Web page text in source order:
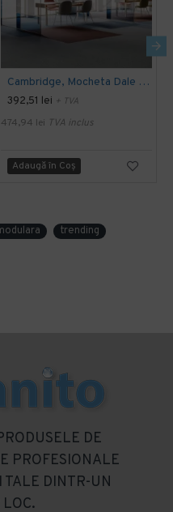
Cambridge, Mocheta Dale 50x50cm, Modulyss
392,51 lei + TVA
474,94 lei TVA inclus
Adaugă în Coş
trending
DE
PROFESIONALE
TALE DINTR-UN
LOC.